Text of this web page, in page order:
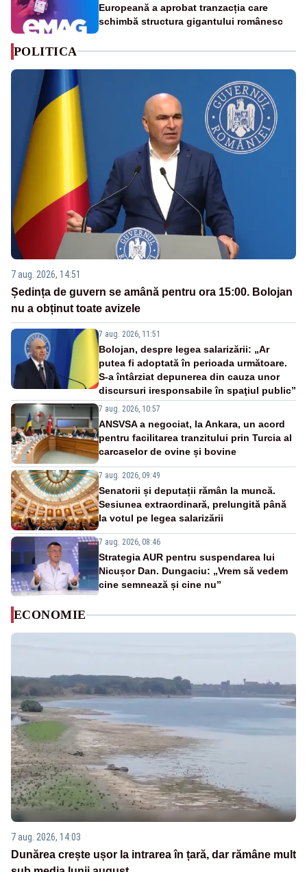
Europeană a aprobat tranzacția care
schimbă structura gigantului românesc
POLITICA
7 aug. 2026, 14:51
Ședința de guvern se amână pentru ora 15:00. Bolojan
nu a obținut toate avizele
7 aug. 2026, 11:51
Bolojan, despre legea salarizării: „Ar
putea fi adoptată în perioada următoare.
S-a întârziat depunerea din cauza unor
discursuri iresponsabile în spaţiul public”
7 aug. 2026, 10:57
ANSVSA a negociat, la Ankara, un acord
pentru facilitarea tranzitului prin Turcia al
carcaselor de ovine și bovine
7 aug. 2026, 09:49
Senatorii și deputații rămân la muncă.
Sesiunea extraordinară, prelungită până
la votul pe legea salarizării
7 aug. 2026, 08:46
Strategia AUR pentru suspendarea lui
Nicușor Dan. Dungaciu: „Vrem să vedem
cine semnează și cine nu”
ECONOMIE
7 aug. 2026, 14:03
Dunărea crește ușor la intrarea în țară, dar rămâne mult